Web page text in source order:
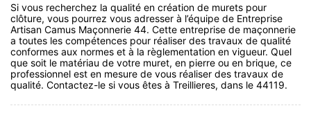
Si vous recherchez la qualité en création de murets pour
clôture, vous pourrez vous adresser à l’équipe de Entreprise
Artisan Camus Maçonnerie 44. Cette entreprise de maçonnerie
a toutes les compétences pour réaliser des travaux de qualité
conformes aux normes et à la règlementation en vigueur. Quel
que soit le matériau de votre muret, en pierre ou en brique, ce
professionnel est en mesure de vous réaliser des travaux de
qualité. Contactez-le si vous êtes à Treillieres, dans le 44119.